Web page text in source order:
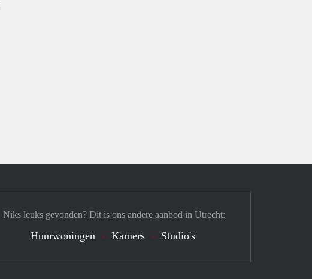
Niks leuks gevonden? Dit is ons andere aanbod in Utrecht:
Huurwoningen Kamers Studio's